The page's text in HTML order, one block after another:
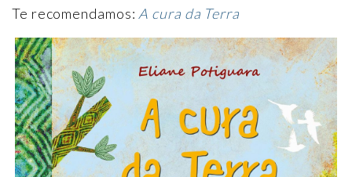
Te recomendamos: A cura da Terra